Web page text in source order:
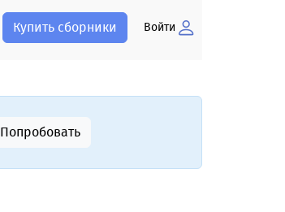
Купить сборники Войти
Попробовать